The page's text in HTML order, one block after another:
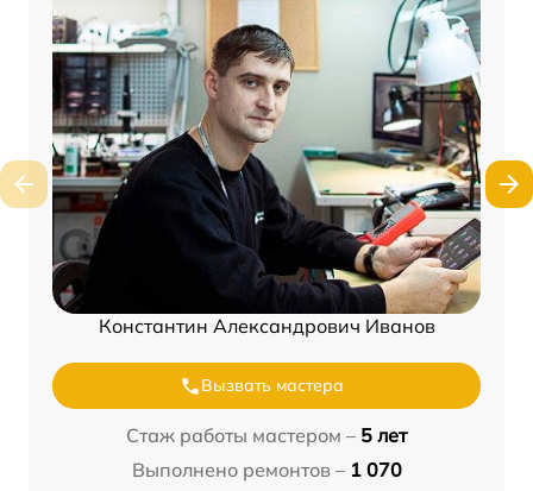
Константин Александрович Иванов
Вызвать мастера
Стаж работы мастером – 5 лет
Выполнено ремонтов – 1 070